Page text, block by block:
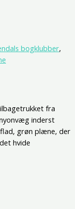
bogklubber,
fra
inderst
flad, grøn plæne, der
hvide